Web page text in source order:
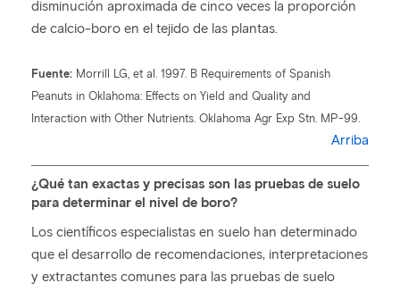
disminución aproximada de cinco veces la proporción
de calcio-boro en el tejido de las plantas.
Fuente: Morrill LG, et al. 1997. B Requirements of Spanish
Peanuts in Oklahoma: Effects on Yield and Quality and
Interaction with Other Nutrients. Oklahoma Agr Exp Stn. MP-99.
Arriba
¿Qué tan exactas y precisas son las pruebas de suelo
para determinar el nivel de boro?
Los científicos especialistas en suelo han determinado
que el desarrollo de recomendaciones, interpretaciones
y extractantes comunes para las pruebas de suelo